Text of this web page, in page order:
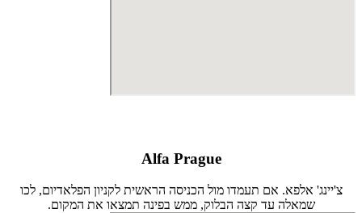
Alfa Prague
צ'יינג' אלפא. אם תעמדו מול הכניסה הראשית לקניון הפלאדיום, לכו
שמאלה עד קצה הבלוק, ממש בפינה תמצאו את המקום.